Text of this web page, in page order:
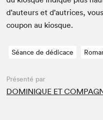
d’auteurs et d’autrices,
coupon au kiosque.
Séance de dédicace
Présenté par
DOMINIQUE ET